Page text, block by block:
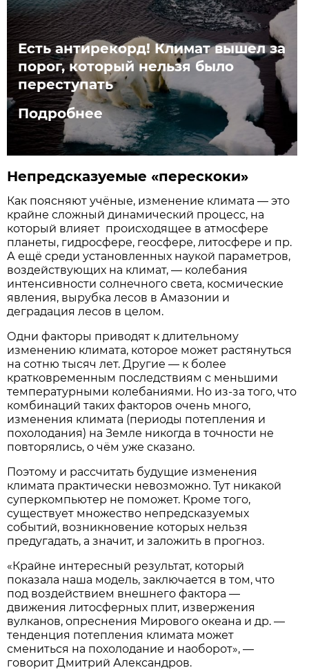
Есть антирекорд! Климат вышел за
порог, который нельзя было
переступать
Подробнее
Непредсказуемые «перескоки»
Как поясняют учёные, изменение климата — это
крайне сложный динамический процесс, на
который влияет происходящее в атмосфере
планеты, гидросфере, геосфере, литосфере и пр.
А ещё среди установленных наукой параметров,
воздействующих на климат, — колебания
интенсивности солнечного света, космические
явления, вырубка лесов в Амазонии и
деградация лесов в целом.
Одни факторы приводят к длительному
изменению климата, которое может растянуться
на сотню тысяч лет. Другие — к более
кратковременным последствиям с меньшими
температурными колебаниями. Но из-за того, что
комбинаций таких факторов очень много,
изменения климата (периоды потепления и
похолодания) на Земле никогда в точности не
повторялись, о чём уже сказано.
Поэтому и рассчитать будущие изменения
климата практически невозможно. Тут никакой
суперкомпьютер не поможет. Кроме того,
существует множество непредсказуемых
событий, возникновение которых нельзя
предугадать, а значит, и заложить в прогноз.
«Крайне интересный результат, который
показала наша модель, заключается в том, что
под воздействием внешнего фактора —
движения литосферных плит, извержения
вулканов, опреснения Мирового океана и др. —
тенденция потепления климата может
смениться на похолодание и наоборот», —
говорит Дмитрий Александров.